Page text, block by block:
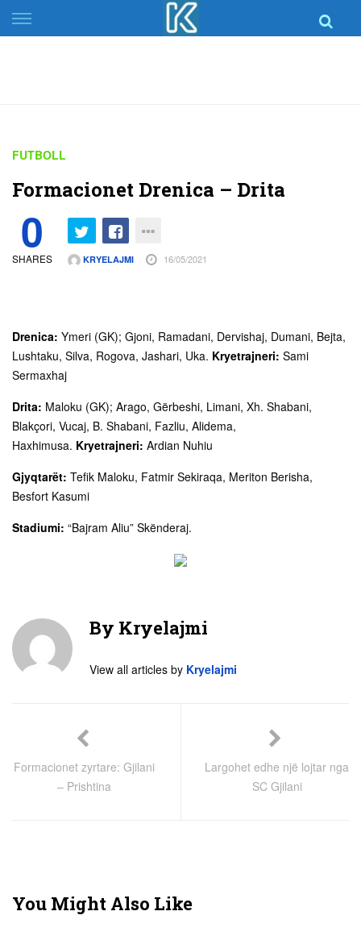
Skip
to
FUTBOLL
Formacionet Drenica – Drita
0
SHARES KRYELAJMI 16/05/2021
Drenica: Ymeri (GK); Gjoni, Ramadani, Dervishaj, Dumani, Bejta,
Lushtaku, Silva, Rogova, Jashari, Uka. Kryetrajneri: Sami
Sermaxhaj
Drita: Maloku (GK); Arago, Gërbeshi, Limani, Xh. Shabani,
Blakçori, Vucaj, B. Shabani, Fazliu, Alidema,
Haxhimusa. Kryetrajneri: Ardian Nuhiu
Gjyqtarët: Tefik Maloku, Fatmir Sekiraqa, Meriton Berisha,
Besfort Kasumi
Stadiumi: “Bajram Aliu” Skënderaj.
By Kryelajmi
View all articles by Kryelajmi
Formacionet zyrtare: Gjilani
– Prishtina
Largohet edhe një lojtar nga
SC Gjilani
You Might Also Like